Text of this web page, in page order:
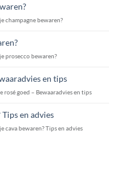
champagne bewaren?
prosecco bewaren?
en tips
rosé goed – Bewaaradvies en tips
en advies
cava bewaren? Tips en advies